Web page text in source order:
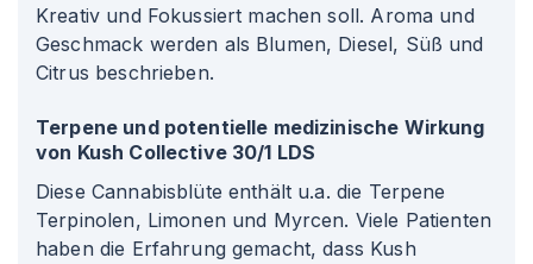
Kreativ und Fokussiert machen soll. Aroma und
Geschmack werden als Blumen, Diesel, Süß und
Citrus beschrieben.
Terpene und potentielle medizinische Wirkung
von Kush Collective 30/1 LDS
Diese Cannabisblüte enthält u.a. die Terpene
Terpinolen, Limonen und Myrcen. Viele Patienten
haben die Erfahrung gemacht, dass Kush